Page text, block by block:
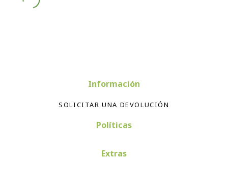
Información
SOLICITAR UNA DEVOLUCIÓN
Políticas
Extras